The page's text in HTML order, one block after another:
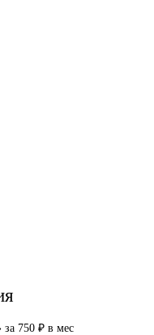
за 750 ₽ в мес